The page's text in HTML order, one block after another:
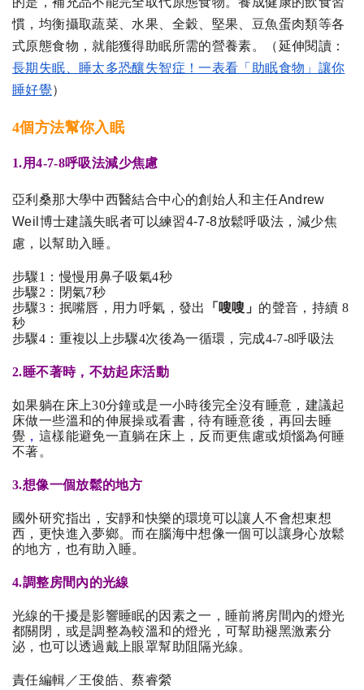
慣，均衡攝取蔬菜、水果、全穀、堅果、豆魚蛋肉類等各
長期失眠、睡太多恐釀失智症！一表看「助眠食物」讓你
睡好覺）
4個方法幫你入眠
1.用4-7-8呼吸法減少焦慮
亞利桑那大學中西醫結合中心的創始人和主任Andrew
Weil博士建議失眠者可以練習4-7-8放鬆呼吸法，減少焦
慮，以幫助入睡。
步驟1：慢慢用鼻子吸氣4秒
步驟2：閉氣7秒
步驟3：抿嘴唇，用力呼氣，發出
「 嗖嗖 」 的聲音，持續 8
秒
步驟4：重複以上步驟4次後為一循環，完成4-7-8呼吸法
2.睡不著時，不妨起床活動
如果躺在床上30分鐘或是一小時後完全沒有睡意，建議起
床做一些溫和的伸展操或看書，待有睡意後，再回去睡
覺 ， 這樣能避免一直躺在床上，反而更焦慮或煩惱為何睡
不著。
3.想像一個放鬆的地方
國外研究指出，安靜和快樂的環境可以讓人不會想東想
西，更快進入夢鄉。而在腦海中想像一個可以讓身心放鬆
的地方，也有助入睡。
4.調整房間內的光線
光線的干擾是影響睡眠的因素之一，睡前將房間內的燈光
都關閉，或是調整為較溫和的燈光，可幫助褪黑激素分
泌，也可以透過戴上眼罩幫助阻隔光線。
責任編輯／王俊皓、蔡睿縈